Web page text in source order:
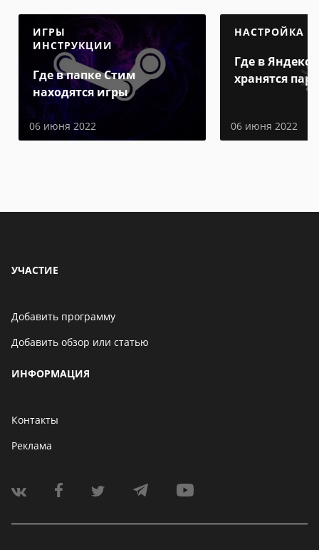
ИГРЫ
ИНСТРУКЦИИ
Где в папке Стим
находятся игры
06 июня 2022
НАСТРОЙКА
Где в Яндекс
хранятся
06 июня 2022
УЧАСТИЕ
Добавить программу
Добавить обзор или статью
ИНФОРМАЦИЯ
Контакты
Реклама